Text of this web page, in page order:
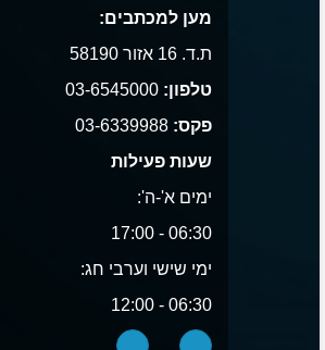
מען למכתבים:
ת.ד. 16 אזור 58190
טלפון: 03-6545000
פקס: 03-6339988
שעות פעילות
ימים א'-ה':
06:30 - 17:00
ימי שישי וערבי חג:
06:30 - 12:00